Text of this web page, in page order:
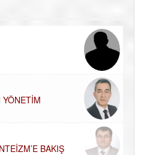
YÖNETİM
BAKIŞ